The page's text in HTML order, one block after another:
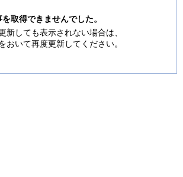
取得できませんでした。
新しても表示されない場合は、
おいて再度更新してください。